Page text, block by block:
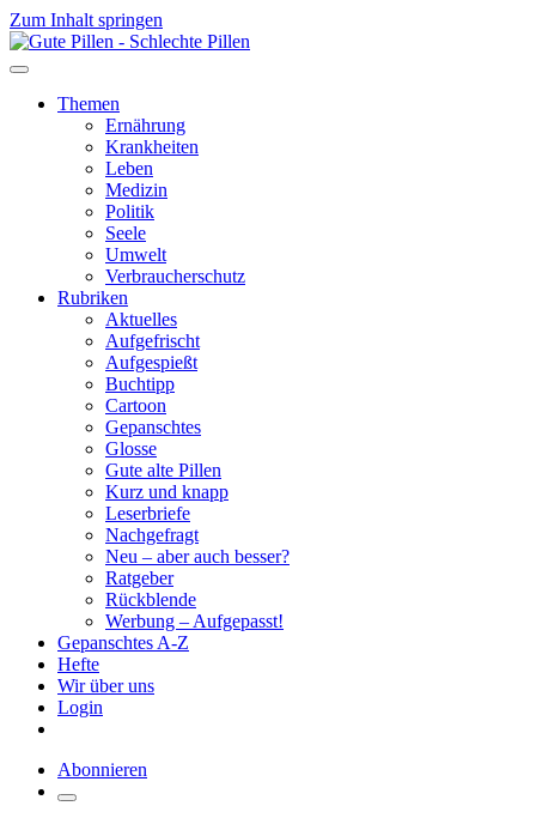
Zum Inhalt springen
Themen
Ernährung
Krankheiten
Leben
Medizin
Politik
Seele
Umwelt
Verbraucherschutz
Rubriken
Aktuelles
Aufgefrischt
Aufgespießt
Buchtipp
Cartoon
Gepanschtes
Glosse
Gute alte Pillen
Kurz und knapp
Leserbriefe
Nachgefragt
Neu – aber auch besser?
Ratgeber
Rückblende
Werbung – Aufgepasst!
Gepanschtes A-Z
Hefte
Wir über uns
Login
Abonnieren